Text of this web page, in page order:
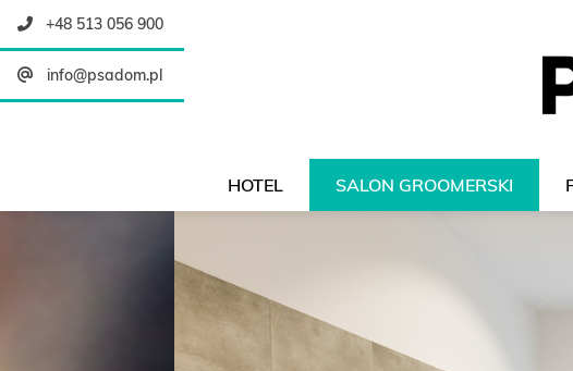
+48 513 056 900
info@psadom.pl
HOTEL SALON GROOMERSKI